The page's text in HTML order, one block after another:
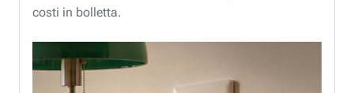
costi in bolletta.